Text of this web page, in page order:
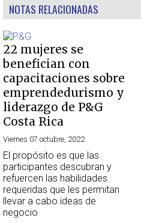
NOTAS RELACIONADAS
22 mujeres se
benefician con
capacitaciones sobre
emprendedurismo y
liderazgo de P&G
Costa Rica
Viernes 07 octubre, 2022
El propósito es que las
participantes descubran y
refuercen las habilidades
requeridas que les permitan
llevar a cabo ideas de
negocio